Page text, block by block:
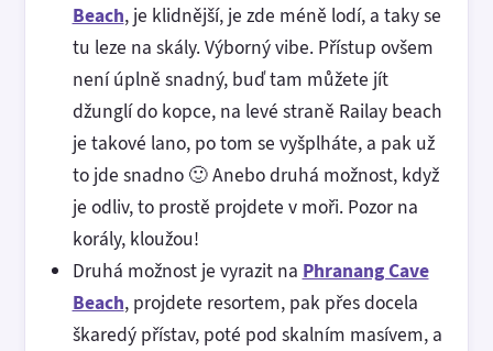
Beach, je klidnější, je zde méně lodí, a taky se
tu leze na skály. Výborný vibe. Přístup ovšem
není úplně snadný, buď tam můžete jít
džunglí do kopce, na levé straně Railay beach
je takové lano, po tom se vyšplháte, a pak už
to jde snadno 🙂 Anebo druhá možnost, když
je odliv, to prostě projdete v moři. Pozor na
korály, kloužou!
Druhá možnost je vyrazit na Phranang Cave
Beach, projdete resortem, pak přes docela
škaredý přístav, poté pod skalním masívem, a